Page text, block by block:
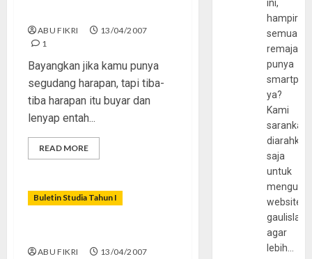
ABU FIKRI
13/04/2007
1
Bayangkan jika kamu punya
segudang harapan, tapi tiba-
tiba harapan itu buyar dan
lenyap entah...
READ MORE
Buletin Studia Tahun I
ABU FIKRI
13/04/2007
ini,
hampir
semua
remaja
punya
ya?
Kami
sarankan,
diarahkan
saja
untuk
website
agar
lebih…